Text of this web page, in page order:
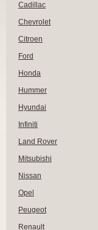
Cadillac
Chevrolet
Citroen
Ford
Honda
Hummer
Hyundai
Infiniti
Land Rover
Mitsubishi
Nissan
Opel
Peugeot
Renault